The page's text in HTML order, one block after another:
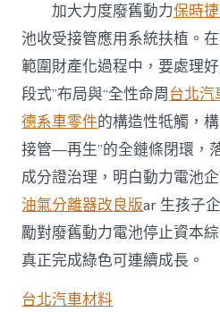
加大力度廢舊動力保時
池收受接管應用系統扶植。
範圍財產化過程中，要處理
段式”布局與“全性命周台北汽
德系車零件的構造性牴觸，
接管—再生”的全鏈條閉環，
成分證治理，明白動力電池
油氣分離器改良版ar 生孩子
勵對廢舊動力電池停止資本
真正完成綠色可連續成長。
台北汽車材料